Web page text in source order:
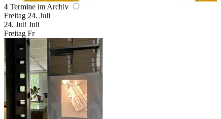
4 Termine im Archiv
Freitag 24. Juli
24. Juli Juli
Freitag Fr